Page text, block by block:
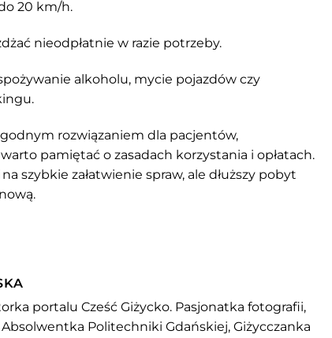
20 km/h.
nieodpłatnie w razie potrzeby.
alkoholu, mycie pojazdów czy
rozwiązaniem dla pacjentów,
pamiętać o zasadach korzystania i opłatach.
szybkie załatwienie spraw, ale dłuższy pobyt
portalu Cześć Giżycko. Pasjonatka fotografii,
Politechniki Gdańskiej, Giżycczanka